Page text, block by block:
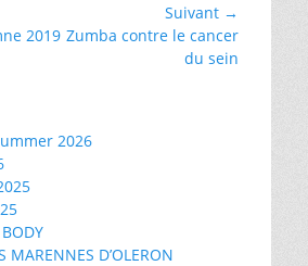
2019
Suivant →
Article
Zumba contre le cancer
du sein
2026
MARENNES D’OLERON